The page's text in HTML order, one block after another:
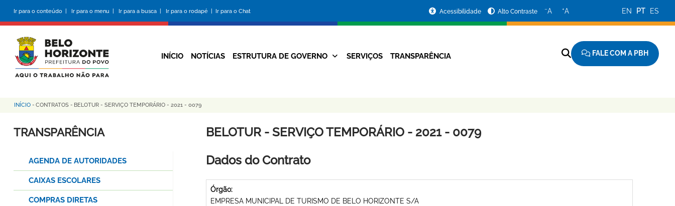
conteúdo
principal
Ir para o conteúdo | Ir para o menu | Ir para a busca | Ir para o rodapé | Ir para o Chat
da
Prefeitura
Acessibilidade Alto Contraste −A +A EN PT ES
Navegação
INÍCIO NOTÍCIAS ESTRUTURA DE GOVERNO SERVIÇOS TRANSPARÊNCIA FALE COM A PBH
Trilha
de
INÍCIO - CONTRATOS - BELOTUR - SERVIÇO TEMPORÁRIO - 2021 - 0079
BELOTUR - SERVIÇO TEMPORÁRIO - 2021 - 0079
Dados do Contrato
Órgão:
EMPRESA MUNICIPAL DE TURISMO DE BELO HORIZONTE S/A
TRANSPARÊNCIA
AGENDA DE AUTORIDADES
CAIXAS ESCOLARES
COMPRAS DIRETAS